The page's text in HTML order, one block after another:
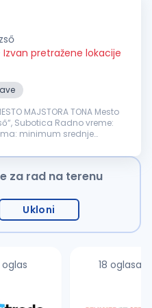
Izvan pretražene lokacije
MAJSTORA TONA Mesto
Subotica Radno vreme:
minimum srednje
za rad na terenu
Ukloni
oglas 18 oglasa